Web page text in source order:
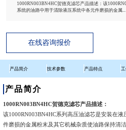
1000RN003BN4HC贺德克滤芯产品描述：该
系统的油路中用于清除液压系统中各元件磨损的金属...
在线咨询报价
产品简介 技术参数 产品特点
产品简介
1000RN003BN4HC贺德克滤芯产品描述：
该1000RN003BN4HC系列高压油滤芯是安装在
件磨损的金属粉末及其它机械杂质使油路保持清